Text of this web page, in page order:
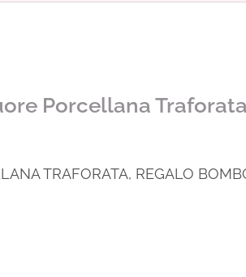
Porcellana Traforata
TRAFORATA, REGALO